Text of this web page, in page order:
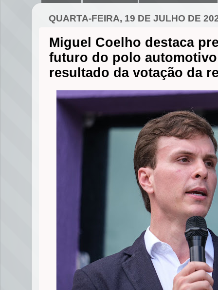
QUARTA-FEIRA, 19 DE JULHO DE
Miguel Coelho destaca
futuro do polo
resultado da votação da